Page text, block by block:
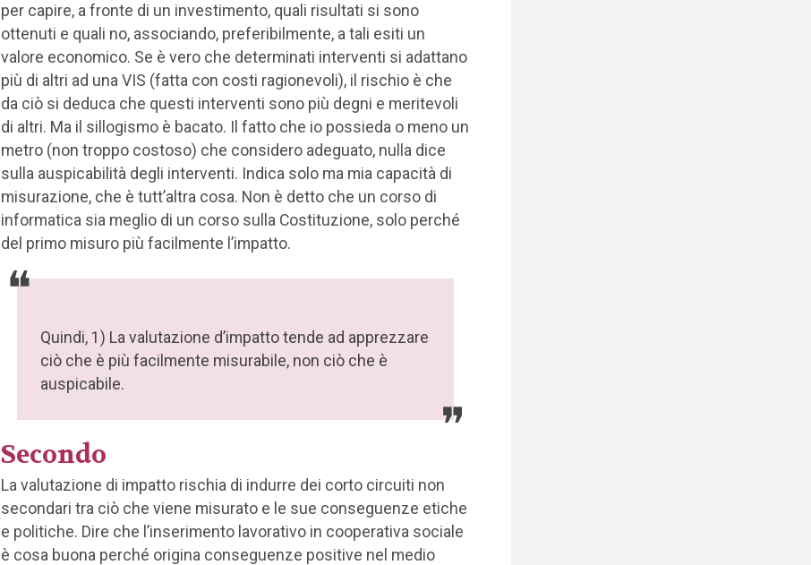
per capire, a fronte di un investimento, quali risultati si sono
ottenuti e quali no, associando, preferibilmente, a tali esiti un
valore economico. Se è vero che determinati interventi si adattano
più di altri ad una VIS (fatta con costi ragionevoli), il rischio è che
da ciò si deduca che questi interventi sono più degni e meritevoli
di altri. Ma il sillogismo è bacato. Il fatto che io possieda o meno un
metro (non troppo costoso) che considero adeguato, nulla dice
sulla auspicabilità degli interventi. Indica solo ma mia capacità di
misurazione, che è tutt’altra cosa. Non è detto che un corso di
informatica sia meglio di un corso sulla Costituzione, solo perché
del primo misuro più facilmente l’impatto.
Quindi, 1) La valutazione d’impatto tende ad apprezzare
ciò che è più facilmente misurabile, non ciò che è
auspicabile.
Secondo
La valutazione di impatto rischia di indurre dei corto circuiti non
secondari tra ciò che viene misurato e le sue conseguenze etiche
e politiche. Dire che l’inserimento lavorativo in cooperativa sociale
è cosa buona perché origina conseguenze positive nel medio